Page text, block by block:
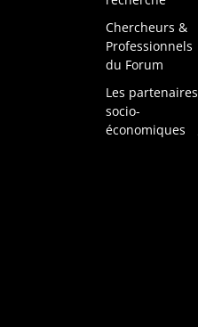
Chercheurs &
Professionnels
du Forum
Les partenaires
socio-
économiques